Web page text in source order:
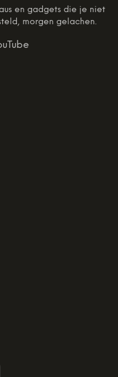
en gadgets die je niet
morgen gelachen.